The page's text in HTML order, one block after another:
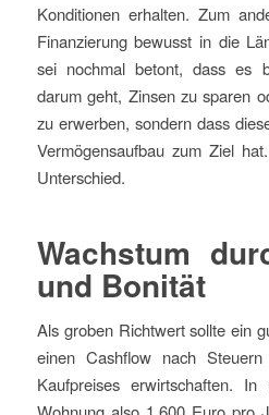
Konditionen erhalten. Zum
Finanzierung bewusst in die
sei nochmal betont, dass es
darum geht, Zinsen zu sparen
zu erwerben, sondern dass
Vermögensaufbau zum Ziel
Unterschied.
Wachstum
und Bonität
Als groben Richtwert sollte ein
einen Cashflow nach
Kaufpreises erwirtschaften.